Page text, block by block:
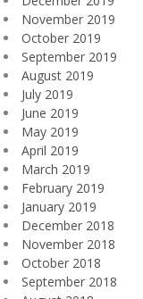
November 2019
October 2019
September 2019
August 2019
July 2019
June 2019
May 2019
April 2019
March 2019
February 2019
January 2019
December 2018
November 2018
October 2018
September 2018